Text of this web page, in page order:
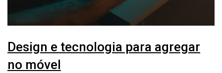
Design e tecnologia para agregar
no móvel